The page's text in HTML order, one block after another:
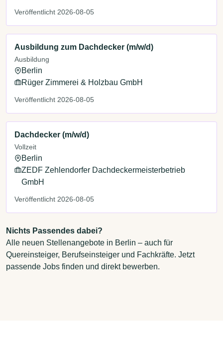
Veröffentlicht 2026-08-05
Ausbildung zum Dachdecker (m/w/d)
Ausbildung
Berlin
Rüger Zimmerei & Holzbau GmbH
Veröffentlicht 2026-08-05
Dachdecker (m/w/d)
Vollzeit
Berlin
ZEDF Zehlendorfer Dachdeckermeisterbetrieb
GmbH
Veröffentlicht 2026-08-05
Nichts Passendes dabei?
Alle neuen Stellenangebote in Berlin – auch für
Quereinsteiger, Berufseinsteiger und Fachkräfte. Jetzt
passende Jobs finden und direkt bewerben.